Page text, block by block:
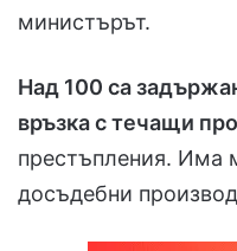
министърът.
Над 100 са
връзка с течащи
престъпления. Има
досъдебни